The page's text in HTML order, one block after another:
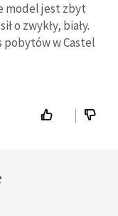
model jest zbyt
o zwykły, biały.
pobytów w Castel